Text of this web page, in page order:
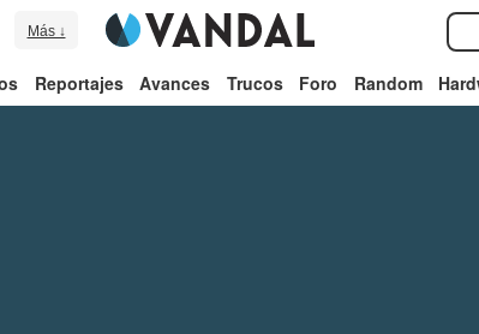
Más ↓
Reportajes Avances Trucos Foro Random